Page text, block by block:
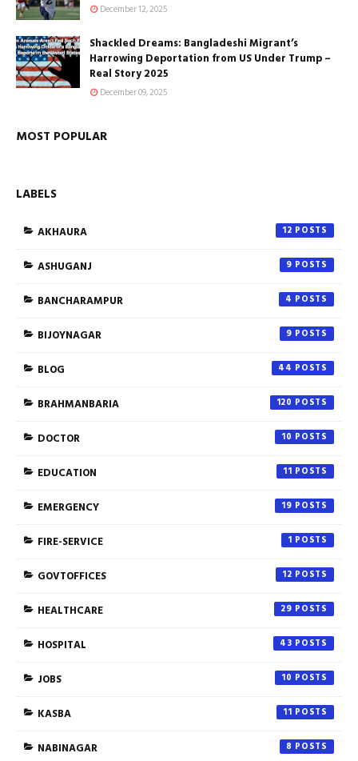
December 12, 2025
Shackled Dreams: Bangladeshi Migrant’s
Harrowing Deportation from US Under Trump –
Real Story 2025
December 09, 2025
MOST POPULAR
LABELS
AKHAURA 12
ASHUGANJ 9
BANCHARAMPUR 4
BIJOYNAGAR 9
BLOG 44
BRAHMANBARIA 120
DOCTOR 10
EDUCATION 11
EMERGENCY 19
FIRE-SERVICE 1
GOVTOFFICES 12
HEALTHCARE 29
HOSPITAL 43
JOBS 10
KASBA 11
NABINAGAR 8